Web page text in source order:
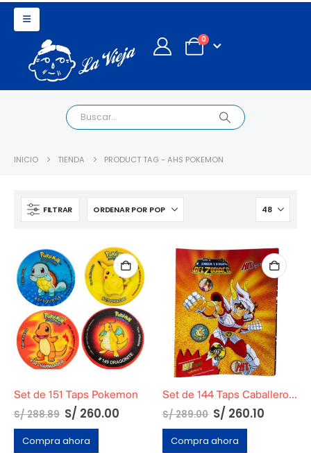
0
INICIO TIENDA PRODUCT TAG - AHS POKEMON
FILTRAR
Set de 151 Taps Pokemon
S/288.89 S/ 260.00
Compra ahora
Set de 144 Taps Caballeros del Zodiaco
S/289.00 S/ 260.10
Compra ahora